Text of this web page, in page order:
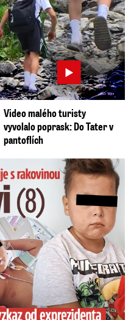
Video malého turisty
vyvolalo poprask: Do Tater v
pantoflích
Vzkaz od exprezidenta